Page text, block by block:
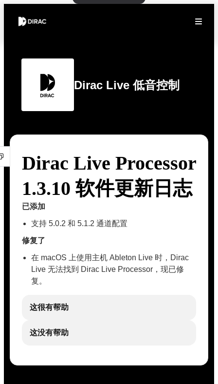
Dirac Live 低音控制
Dirac Live Processor
1.3.10 软件更新日志
已添加
支持 5.0.2 和 5.1.2 通道配置
修复了
在 macOS 上使用主机 Ableton Live 时，Dirac
Live 无法找到 Dirac Live Processor，现已修
复。
这很有帮助
这没有帮助